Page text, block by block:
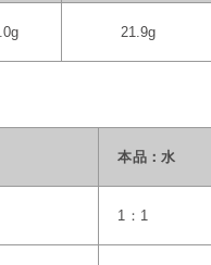
21.9g
本品：水
1：1